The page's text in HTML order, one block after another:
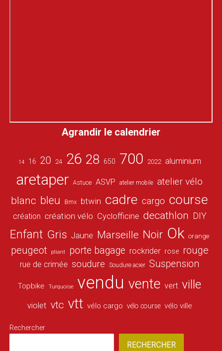
Agrandir le calendrier
14 16 20 24 26 28 650 700 2022 aluminium
aretaper Astuce ASVP atelier mobile atelier vélo
blanc bleu Bmx btwin cadre cargo course
création création vélo Cyclofficine decathlon DIY
Enfant Gris Jaune Marseille Noir Ok orange
peugeot pliant porte bagage rockrider rose rouge
rue de crimée soudure Soudure acier Suspension
Topbike Turquoise vendu vente vert ville
violet vtc vtt vélo cargo vélo course vélo ville
Rechercher
RECHERCHER